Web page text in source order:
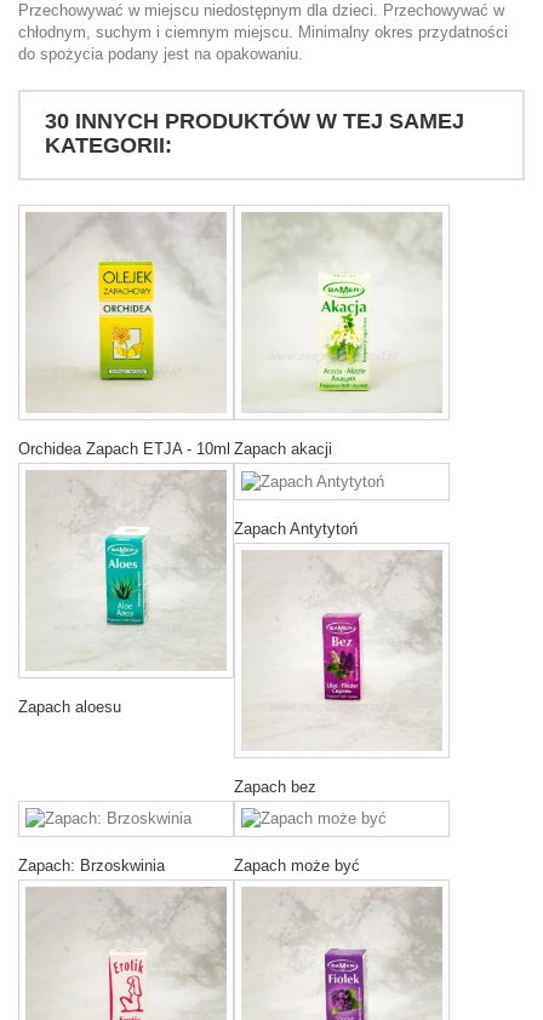
Przechowywać w miejscu niedostępnym dla dzieci. Przechowywać w
chłodnym, suchym i ciemnym miejscu. Minimalny okres przydatności
do spożycia podany jest na opakowaniu.
30 INNYCH PRODUKTÓW W TEJ SAMEJ
KATEGORII:
Orchidea Zapach ETJA - 10ml Zapach akacji
Zapach aloesu
Zapach Antytytoń
Zapach bez
Zapach: Brzoskwinia Zapach może być